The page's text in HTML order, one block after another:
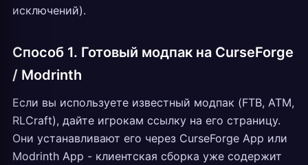
исключений).
Способ 1. Готовый модпак на CurseForge
/ Modrinth
Если вы используете известный модпак (FTB, ATM,
RLCraft), дайте игрокам ссылку на его страницу.
Они устанавливают его через CurseForge App или
Modrinth App - клиентская сборка уже содержит